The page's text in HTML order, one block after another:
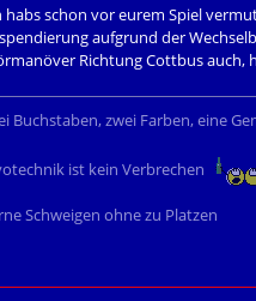
habs schon vor eurem Spiel
aufgrund der
Richtung Cottbus auch,
Buchstaben, zwei Farben, eine
ist kein Verbrechen
Schweigen ohne zu Platzen